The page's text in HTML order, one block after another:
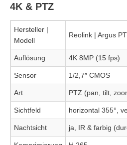
4K & PTZ
Hersteller |
Modell
Reolink | Argus
Auflösung 4K 8MP (15 fps)
Sensor 1/2,7″ CMOS
Art PTZ (pan, tilt,
Sichtfeld horizontal 355°,
Nachtsicht ja, IR & farbig